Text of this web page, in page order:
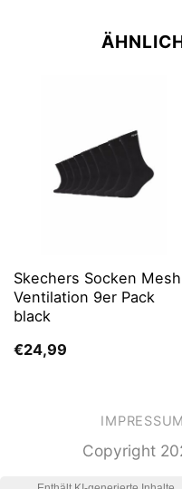
Skechers Socken Mesh
Ventilation 9er Pack
black
€24,99
IMPRESSUM
Copyright